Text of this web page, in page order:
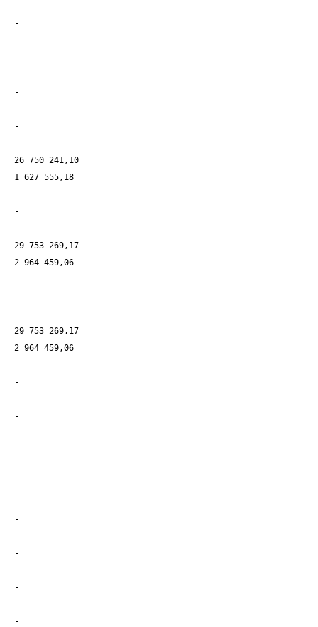
-
-
-
-
26 750 241,10
1 627 555,18
-
29 753 269,17
2 964 459,06
-
29 753 269,17
2 964 459,06
-
-
-
-
-
-
-
-